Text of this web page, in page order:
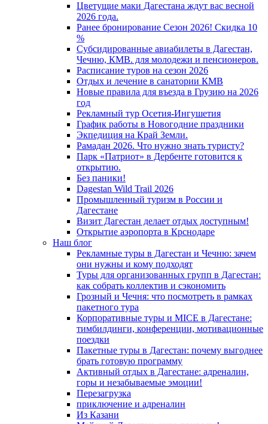
Цветущие маки Дагестана ждут вас весной
2026 года.
Ранее бронирование Сезон 2026! Скидка 10
%
Субсидированные авиабилеты в Дагестан,
Чечню, КМВ. для молодежи и пенсионеров.
Расписание туров на сезон 2026
Отдых и лечение в санатории КМВ
Новые правила для въезда в Грузию на 2026
год
Рекламный тур Осетия-Ингушетия
График работы в Новогодние праздники
Экпедиция на Край Земли.
Рамадан 2026. Что нужно знать туристу?
Парк «Патриот» в Дербенте готовится к
открытию.
Без паники!
Dagestan Wild Trail 2026
Промышленный туризм в России и
Дагестане
Визит Дагестан делает отдых доступным!
Открытие аэропорта в Крснодаре
Наш блог
Рекламные туры в Дагестан и Чечню: зачем
они нужны и кому подходят
Туры для организованных групп в Дагестан:
как собрать коллектив и сэкономить
Грозный и Чечня: что посмотреть в рамках
пакетного тура
Корпоративные туры и MICE в Дагестане:
тимбилдинги, конференции, мотивационные
поездки
Пакетные туры в Дагестан: почему выгоднее
брать готовую программу
Активный отдых в Дагестане: адреналин,
горы и незабываемые эмоции!
Перезагрузка
приключение и адреналин
Из Казани